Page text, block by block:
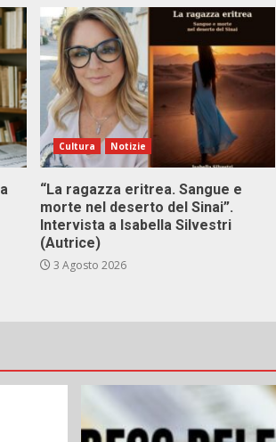
Cultura Notizie
“La ragazza eritrea. Sangue e
morte nel deserto del Sinai”.
Intervista a Isabella Silvestri
(Autrice)
3 Agosto 2026